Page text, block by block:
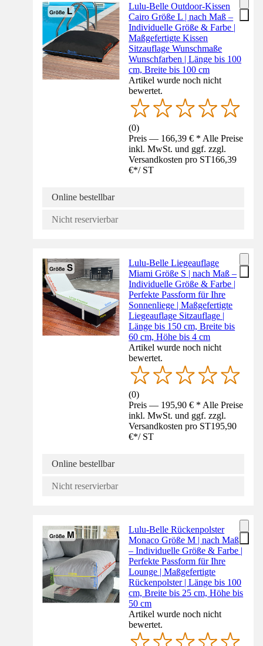
Lulu-Belle Outdoor-Kissen
Cairo Größe L | nach Maß –
Individuelle Größe & Farbe |
Maßgefertigte Kissen
Sitzauflage Wunschmaße
Wunschfarben | Länge bis 100
cm, Breite bis 100 cm
Artikel wurde noch nicht
bewertet.
(0)
Preis — 166,39 € * Alle Preise
inkl. MwSt. und ggf. zzgl.
Versandkosten pro ST166,39
€*/ ST
Online bestellbar
Nicht reservierbar
Lulu-Belle Liegeauflage
Miami Größe S | nach Maß –
Individuelle Größe & Farbe |
Perfekte Passform für Ihre
Sonnenliege | Maßgefertigte
Liegeauflage Sitzauflage |
Länge bis 150 cm, Breite bis
60 cm, Höhe bis 4 cm
Artikel wurde noch nicht
bewertet.
(0)
Preis — 195,90 € * Alle Preise
inkl. MwSt. und ggf. zzgl.
Versandkosten pro ST195,90
€*/ ST
Online bestellbar
Nicht reservierbar
Lulu-Belle Rückenpolster
Monaco Größe M | nach Maß
– Individuelle Größe & Farbe |
Perfekte Passform für Ihre
Lounge | Maßgefertigte
Rückenpolster | Länge bis 100
cm, Breite bis 25 cm, Höhe bis
50 cm
Artikel wurde noch nicht
bewertet.